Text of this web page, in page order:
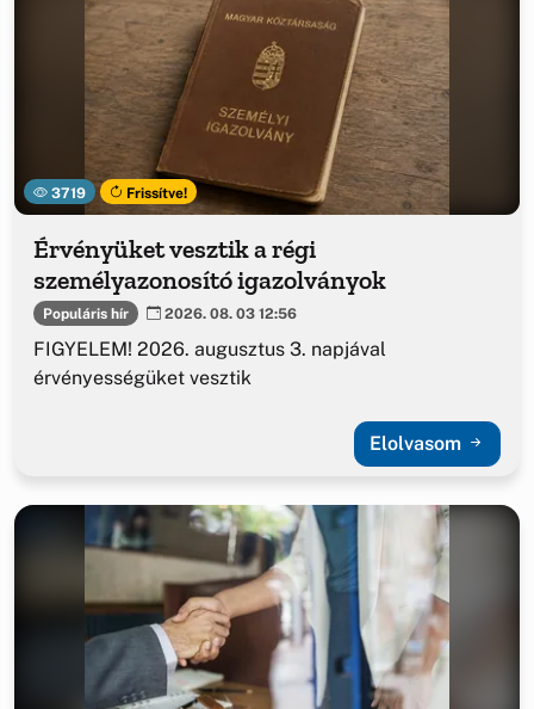
3719 Frissítve!
Érvényüket vesztik a régi
személyazonosító igazolványok
Populáris hír 2026. 08. 03 12:56
FIGYELEM! 2026. augusztus 3. napjával
érvényességüket vesztik
Elolvasom